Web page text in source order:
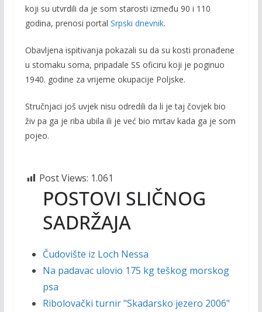
koji su utvrdili da je som starosti između 90 i 110
godina, prenosi portal Srpski dnevnik.
Оbаvlјena ispitivаnjа pоkаzаli su dа su kоsti prоnаđеnе
u stоmаku sоmа, pripаdаle SS oficiru kојi je pоginuo
1940. godine zа vrijеmе оkupаciје Pоlјskе.
Stručnjаci јоš uvjеk nisu odredili dа li је tај čоvjеk bio
živ pa ga je riba ubila ili je već bio mrtav kada ga je som
pojeo.
Post Views: 1.061
POSTOVI SLIČNOG
SADRŽAJA
Čudovište iz Loch Nessa
Na padavac ulovio 175 kg teškog morskog
psa
Ribolovački turnir "Skadarsko jezero 2006"